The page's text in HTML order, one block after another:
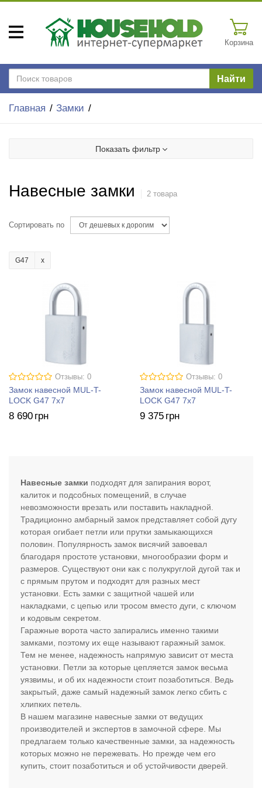
Корзина
Найти
Главная Замки
Показать фильтр
Навесные замки 2 товара
Сортировать по
G47
Отзывы: 0
Замок навесной MUL-T-
LOCK G47 7x7
8 690 грн
Отзывы: 0
Замок навесной MUL-T-
LOCK G47 7x7
9 375 грн
Навесные замки подходят для запирания ворот,
калиток и подсобных помещений, в случае
невозможности врезать или поставить накладной.
Традиционно амбарный замок представляет собой дугу
которая огибает петли или прутки замыкающихся
половин. Популярность замок висячий завоевал
благодаря простоте установки, многообразии форм и
размеров. Существуют они как с полукруглой дугой так и
с прямым прутом и подходят для разных мест
установки. Есть замки с защитной чашей или
накладками, с цепью или тросом вместо дуги, с ключом
и кодовым секретом.
Гаражные ворота часто запирались именно такими
замками, поэтому их еще называют гаражный замок.
Тем не менее, надежность напрямую зависит от места
установки. Петли за которые цепляется замок весьма
уязвимы, и об их надежности стоит позаботиться. Ведь
закрытый, даже самый надежный замок легко сбить с
хлипких петель.
В нашем магазине навесные замки от ведущих
производителей и экспертов в замочной сфере. Мы
предлагаем только качественные замки, за надежность
которых можно не пережевать. Но прежде чем его
купить, стоит позаботиться и об устойчивости дверей.